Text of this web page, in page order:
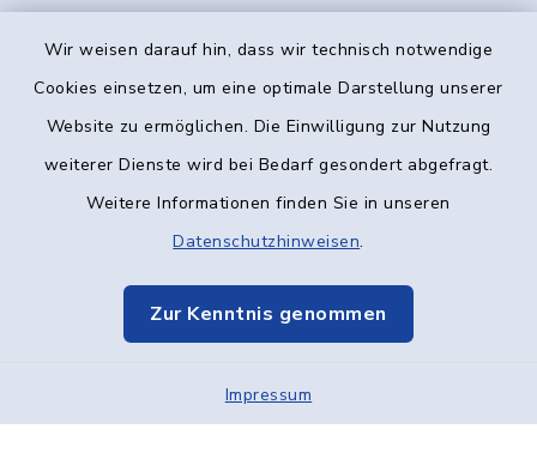
Wir weisen darauf hin, dass wir technisch notwendige
Cookies einsetzen, um eine optimale Darstellung unserer
Website zu ermöglichen. Die Einwilligung zur Nutzung
weiterer Dienste wird bei Bedarf gesondert abgefragt.
Weitere Informationen finden Sie in unseren
Datenschutzhinweisen.
Zur Kenntnis genommen
Impressum
Kontakt
Datenschutz
Elektronische Kommunikation
Sitemap